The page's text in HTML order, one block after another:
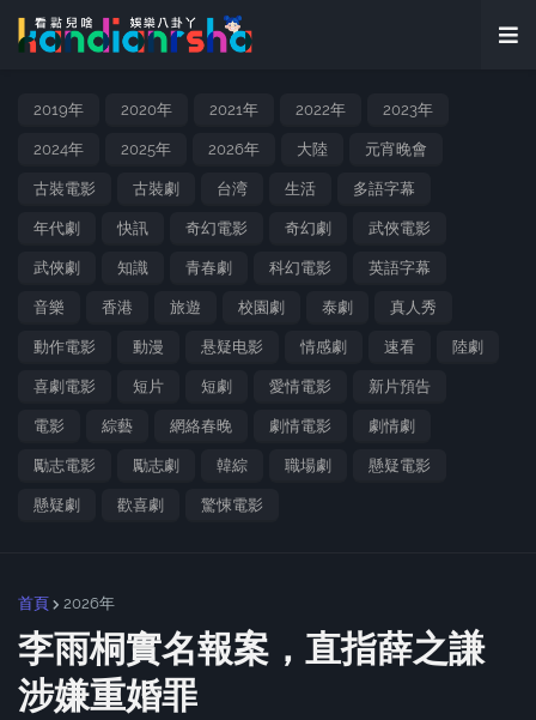
2019年 2020年 2021年 2022年 2023年
2024年 2025年 2026年 大陸 元宵晚會
古裝電影 古裝劇 台湾 生活 多語字幕
年代劇 快訊 奇幻電影 奇幻劇 武俠電影
武俠劇 知識 青春劇 科幻電影 英語字幕
音樂 香港 旅遊 校園劇 泰劇 真人秀
動作電影 動漫 悬疑电影 情感劇 速看 陸劇
喜劇電影 短片 短劇 愛情電影 新片預告
電影 綜藝 網絡春晚 劇情電影 劇情劇
勵志電影 勵志劇 韓綜 職場劇 懸疑電影
懸疑劇 歡喜劇 驚悚電影
首頁 2026年
李雨桐實名報案，直指薛之謙
涉嫌重婚罪